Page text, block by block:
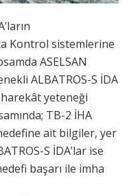
Kontrol sistemlerine
ASELSAN
ALBATROS-S İDA
yeteneği
TB-2 İHA
ait bilgiler, yer
S İDA’lar ise
başarı ile imha